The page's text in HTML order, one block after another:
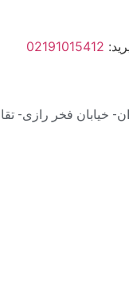
02191015412
فخر رازی- تقاطع